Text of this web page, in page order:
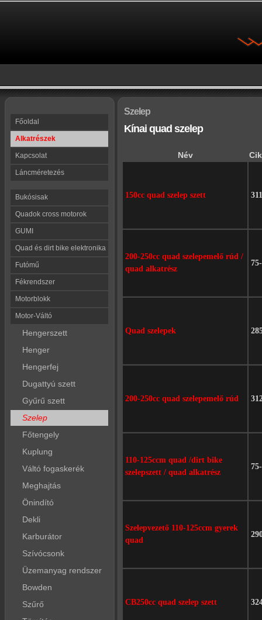
Főoldal
Alkatrészek
Kapcsolat
Láncméretezés
Bukósisak
Quadok cross motorok
GUMI
Quad és dirt bike elektronika
Futómű
Fékrendszer
Motorblokk
Motor-Váltó
Hengerszett
Henger
Hengerfej
Dugattyú szett
Gyűrű szett
Szelep
Főtengely
Kuplung
Váltó fogaskerék
Meghajtás
Önindító
Dekli
Karburátor
Szívócsonk
Üzemanyag rendszer
Bowden
Szűrő
Szelep
Kínai quad szelep
Név
150cc quad szelep szett
200-250cc quad szelepemelő rúd /
quad alkatrész
Quad szelepek
200-250cc quad szelepemelő rúd
110-125ccm quad /dirt bike
szelepszett / quad alkatrész
Szelepvezető 110-125ccm gyerek
quad
CB250cc quad szelep szett